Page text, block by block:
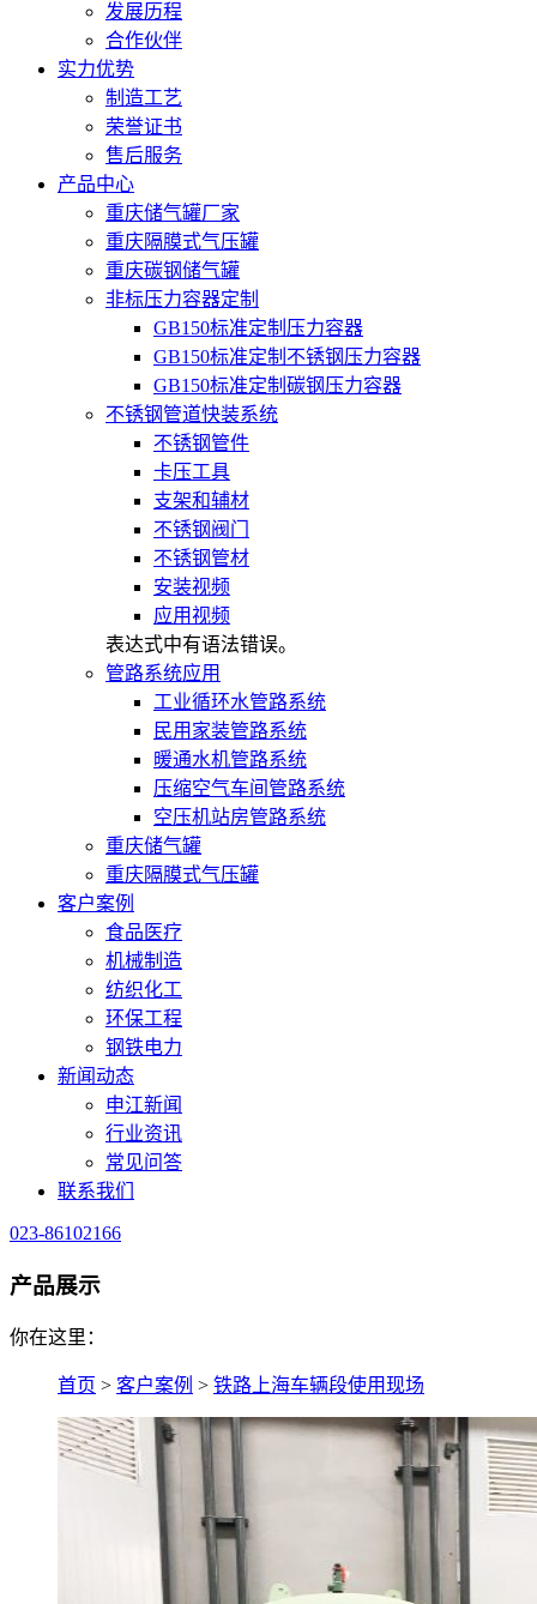
发展历程
合作伙伴
实力优势
制造工艺
荣誉证书
售后服务
产品中心
重庆储气罐厂家
重庆隔膜式气压罐
重庆碳钢储气罐
非标压力容器定制
GB150标准定制压力容器
GB150标准定制不锈钢压力容器
GB150标准定制碳钢压力容器
不锈钢管道快装系统
不锈钢管件
卡压工具
支架和辅材
不锈钢阀门
不锈钢管材
安装视频
应用视频
表达式中有语法错误。
管路系统应用
工业循环水管路系统
民用家装管路系统
暖通水机管路系统
压缩空气车间管路系统
空压机站房管路系统
重庆储气罐
重庆隔膜式气压罐
客户案例
食品医疗
机械制造
纺织化工
环保工程
钢铁电力
新闻动态
申江新闻
行业资讯
常见问答
联系我们
023-86102166
产品展示
你在这里：
首页 > 客户案例 > 铁路上海车辆段使用现场